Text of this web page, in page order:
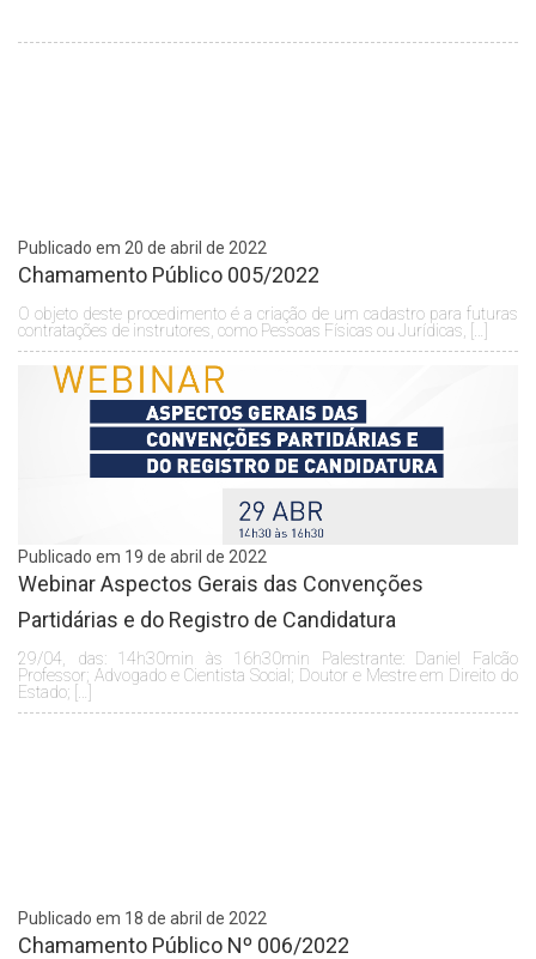
Publicado em 20 de abril de 2022
Chamamento Público 005/2022
O objeto deste procedimento é a criação de um cadastro para futuras
contratações de instrutores, como Pessoas Físicas ou Jurídicas, […]
Publicado em 19 de abril de 2022
Webinar Aspectos Gerais das Convenções
Partidárias e do Registro de Candidatura
29/04, das: 14h30min às 16h30min Palestrante: Daniel Falcão
Professor; Advogado e Cientista Social; Doutor e Mestre em Direito do
Estado; […]
Publicado em 18 de abril de 2022
Chamamento Público Nº 006/2022